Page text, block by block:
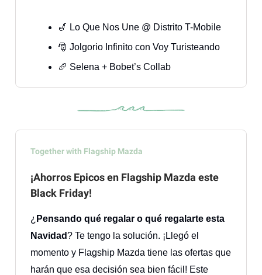
🎷 Lo Que Nos Une @ Distrito T-Mobile
🎅 Jolgorio Infinito con Voy Turisteando
🥖 Selena + Bobet’s Collab
Together with Flagship Mazda
¡Ahorros Epicos en Flagship Mazda este
Black Friday!
¿ Pensando qué regalar o qué regalarte esta
Navidad? Te tengo la solución. ¡Llegó el
momento y Flagship Mazda tiene las ofertas que
harán que esa decisión sea bien fácil! Este